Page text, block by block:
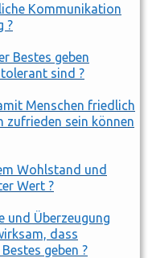
Kommunikation
?
Bestes geben
sind ?
Menschen friedlich
zufrieden sein können
Wohlstand und
Wert ?
und Überzeugung
dass
geben ?